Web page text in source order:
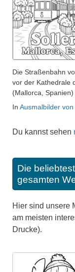
Die Straßenbahn
vor der Kathedrale
(Mallorca, Spanien)
In Ausmalbilder von
Du kannst sehen
Die
gesamten
Hier sind unsere
am meisten
Drucke).